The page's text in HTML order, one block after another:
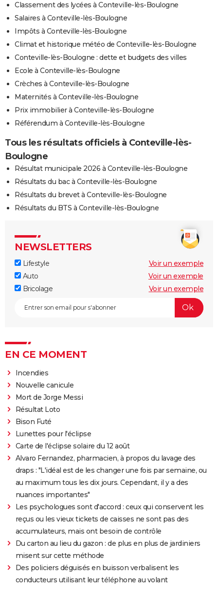
Classement des lycées à Conteville-lès-Boulogne
Salaires à Conteville-lès-Boulogne
Impôts à Conteville-lès-Boulogne
Climat et historique météo de Conteville-lès-Boulogne
Conteville-lès-Boulogne : dette et budgets des villes
Ecole à Conteville-lès-Boulogne
Crèches à Conteville-lès-Boulogne
Maternités à Conteville-lès-Boulogne
Prix immobilier à Conteville-lès-Boulogne
Référendum à Conteville-lès-Boulogne
Tous les résultats officiels à Conteville-lès-
Boulogne
Résultat municipale 2026 à Conteville-lès-Boulogne
Résultats du bac à Conteville-lès-Boulogne
Résultats du brevet à Conteville-lès-Boulogne
Résultats du BTS à Conteville-lès-Boulogne
NEWSLETTERS
Lifestyle
Voir un exemple
Auto
Voir un exemple
Bricolage
Voir un exemple
EN CE MOMENT
Incendies
Nouvelle canicule
Mort de Jorge Messi
Résultat Loto
Bison Futé
Lunettes pour l'éclipse
Carte de l'éclipse solaire du 12 août
Alvaro Fernandez, pharmacien, à propos du lavage des
draps : "L'idéal est de les changer une fois par semaine, ou
au maximum tous les dix jours. Cependant, il y a des
nuances importantes"
Les psychologues sont d'accord : ceux qui conservent les
reçus ou les vieux tickets de caisses ne sont pas des
accumulateurs, mais ont besoin de contrôle
Du carton au lieu du gazon : de plus en plus de jardiniers
misent sur cette méthode
Des policiers déguisés en buisson verbalisent les
conducteurs utilisant leur téléphone au volant